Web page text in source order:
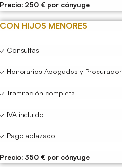
Precio: 250 € por cónyuge
CON HIJOS MENORES
✓ Consultas
✓ Honorarios Abogados y Procurador
✓ Tramitación completa
✓ IVA incluido
✓ Pago aplazado
Precio: 350 € por cónyuge